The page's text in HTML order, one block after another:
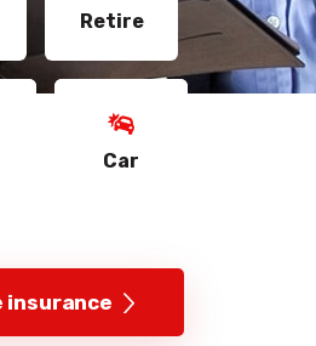
Retire
Car
insurance